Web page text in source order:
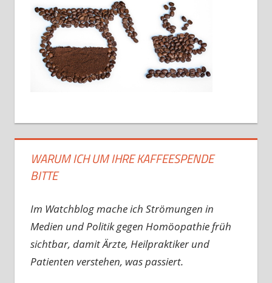
WARUM ICH UM IHRE KAFFEESPENDE
BITTE
Im Watchblog mache ich Strömungen in
Medien und Politik gegen Homöopathie früh
sichtbar, damit Ärzte, Heilpraktiker und
Patienten verstehen, was passiert.